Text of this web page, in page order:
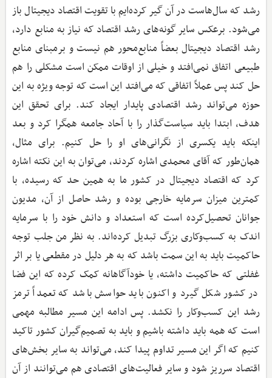
رشد که سال‌هاست در آن گیر کرده‌ایم با تقویت اقتصاد دیجیتال باز
می‌شود. برعکس سایر گونه‌های رشد اقتصاد که نیاز به منابع دارد،
رشد اقتصاد دیجیتال بعضاً منابع‌محور هم نیست و برمبنای منابع
طبیعی اتفاق نمی‌افتد و خیلی از اوقات ممکن است مشکلی را هم
حل کند پس عملاً اتفاقی که می‌افتد این است که توجه ویژه به این
حوزه می‌تواند رشد اقتصادی پایدار ایجاد کند. برای تحقق این
هدف، ابتدا باید سیاست‌گذار را با آحاد جامعه همگرا کرد و بعد
اینکه باید یکسری از نگرانی‌های او را حل کنیم. برای مثال،
همان‌طور که آقای محمدی اشاره کردند، می‌توان به این نکته اشاره
کرد که اقتصاد دیجیتال در کشور ما به همین حد که رسیده، با
کمترین میزان سرمایه خارجی بوده و رشد حاصل از آن، مدیون
جوانان تحصیل‌کرده است که استعداد و دانش خود را با سرمایه
اندک به کسب‌وکاری بزرگ تبدیل کرده‌اند. به نظر من جلب توجه
حاکمیت باید به این سمت باشد که به هر دلیل در مقطعی یا بر اثر
غفلتی که حاکمیت داشته، یا خودآگاهانه کمک کرده که این فضا
در کشور شکل گیرد و اکنون باید حواسش باشد که تعمداً ترمز
رشد این کسب‌وکار را نکشد. پس ادامه این مسیر مطالبه مهمی
است که همه باید داشته باشیم و باید به تصمیم‌گیران کشور تاکید
کنیم که اگر این مسیر تداوم پیدا کند، می‌تواند به سایر بخش‌های
اقتصاد سرریز شود و سایر فعالیت‌های اقتصادی هم می‌توانند از آن